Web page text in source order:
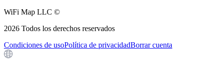
WiFi Map LLC ©
2026 Todos los derechos reservados
Condiciones de usoPolítica de privacidadBorrar cuenta